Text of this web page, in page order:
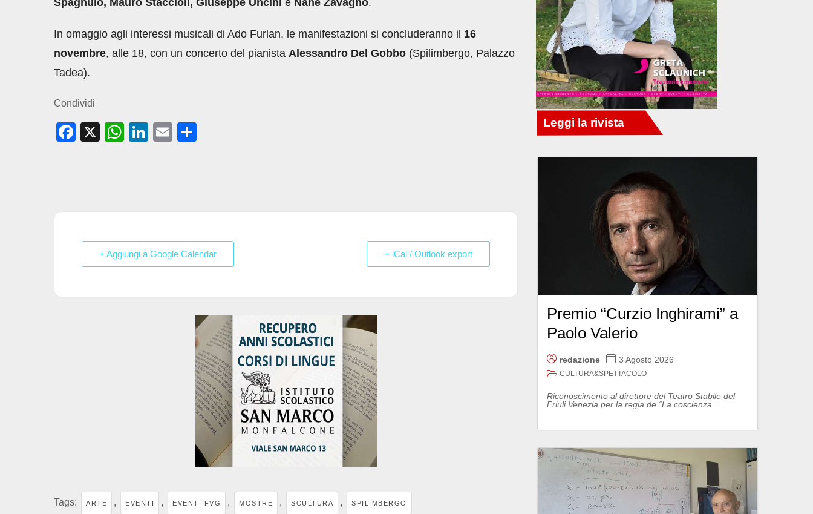
Spagnulo, Mauro Staccioli, Giuseppe Uncini e Nane Zavagno.
In omaggio agli interessi musicali di Ado Furlan, le manifestazioni si concluderanno il 16
novembre, alle 18, con un concerto del pianista Alessandro Del Gobbo (Spilimbergo, Palazzo
Tadea).
Condividi
F
b
o
k
X
W
A
p
Li
dI
E
vi
+ Aggiungi a Google Calendar + iCal / Outlook export
Tags: ARTE , EVENTI , EVENTI FVG , MOSTRE , SCULTURA , SPILIMBERGO
Premio “Curzio Inghirami” a
Paolo Valerio
redazione 3 Agosto 2026
CULTURA&SPETTACOLO
Riconoscimento al direttore del Teatro Stabile del
Friuli Venezia per la regia de “La coscienza...